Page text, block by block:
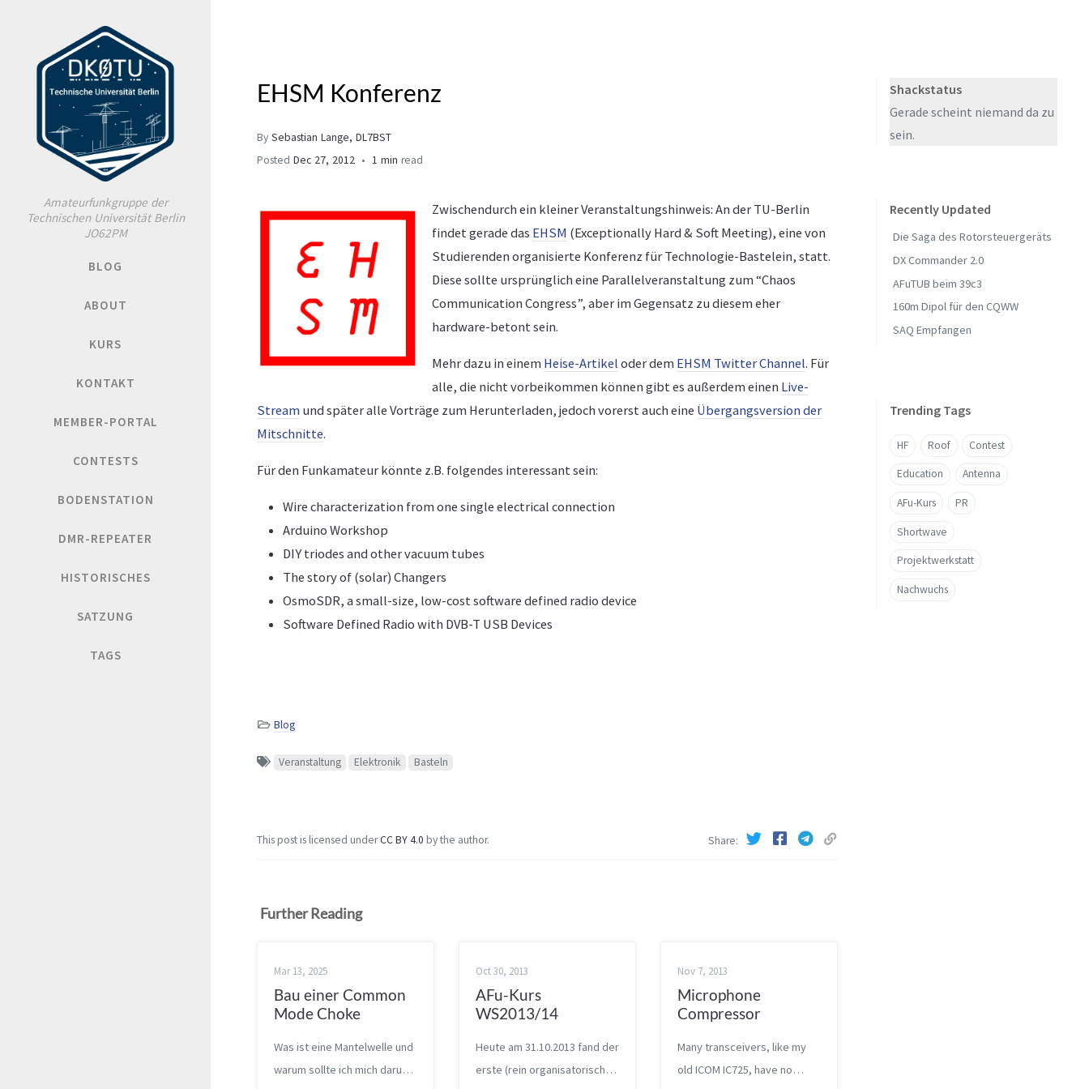
Amateurfunkgruppe der
Technischen Universität Berlin
JO62PM
BLOG
ABOUT
KURS
KONTAKT
MEMBER-PORTAL
CONTESTS
BODENSTATION
DMR-REPEATER
HISTORISCHES
SATZUNG
TAGS
EHSM Konferenz
By Sebastian Lange, DL7BST
Posted Dec 27, 2012 1 min read
Zwischendurch ein kleiner Veranstaltungshinweis: An der TU-Berlin
findet gerade das EHSM (Exceptionally Hard & Soft Meeting), eine von
Studierenden organisierte Konferenz für Technologie-Bastelein, statt.
Diese sollte ursprünglich eine Parallelveranstaltung zum “Chaos
Communication Congress”, aber im Gegensatz zu diesem eher
hardware-betont sein.
Mehr dazu in einem Heise-Artikel oder dem EHSM Twitter Channel. Für
alle, die nicht vorbeikommen können gibt es außerdem einen Live-
Streamund später alle Vorträge zum Herunterladen, jedoch vorerst auch eine Übergangsversion der
Mitschnitte.
Für den Funkamateur könnte z.B. folgendes interessant sein:
Wire characterization from one single electrical connection
Arduino Workshop
DIY triodes and other vacuum tubes
The story of (solar) Changers
OsmoSDR, a small-size, low-cost software defined radio device
Software Defined Radio with DVB-T USB Devices
Blog
Veranstaltung Elektronik Basteln
This post is licensed underCC BY 4.0 by the author. Share
Shackstatus
Gerade scheint niemand da zu
sein.
Recently Updated
Die Saga des Rotorsteuergeräts
DX Commander 2.0
AFuTUB beim 39c3
160m Dipol für den CQWW
SAQ Empfangen
Trending Tags
HF Roof Contest
Education Antenna
AFu-Kurs PR
Shortwave
Projektwerkstatt
Nachwuchs
Further Reading
Mar 13, 2025
Bau einer Common
Mode Choke
Was ist eine Mantelwelle und
warum sollte ich mich darum
Oct 30, 2013
AFu-Kurs
WS2013/14
Heute am 31.10.2013 fand der
erste (rein organisatorische)
Nov 7, 2013
Microphone
Compressor
Many transceivers, like my
old ICOM IC725, have no